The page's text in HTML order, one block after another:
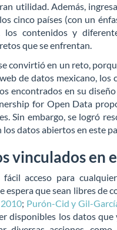
utilidad. Además,
cinco países (con un
contenidos y
que se enfrentan.
convirtió en un reto,
de datos mexicano, los
encontrados en su
for Open Data
Sin embargo, se logró
datos abiertos en este
vinculados en
acceso para
espera que sean libres de
; Purón-Cid y Gil-
disponibles los datos